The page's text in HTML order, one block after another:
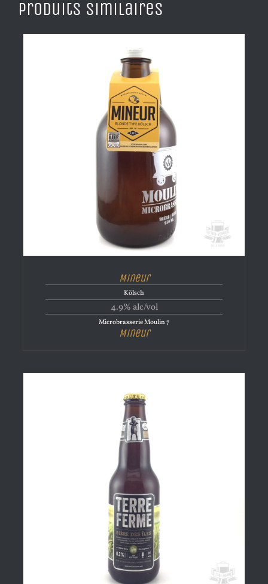
Produits similaires
Mineur
Kölsch
4.9% alc/vol
Microbrasserie Moulin 7
Mineur